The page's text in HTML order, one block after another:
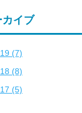
カイブ
(7)
(8)
(5)